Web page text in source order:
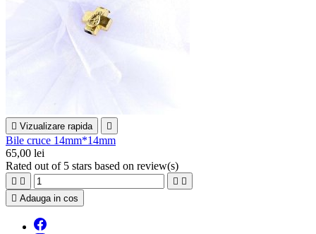
 Vizualizare rapida 
Bile cruce 14mm*14mm
65,00 lei
Rated out of 5 stars based on review(s)
   
 Adauga in cos